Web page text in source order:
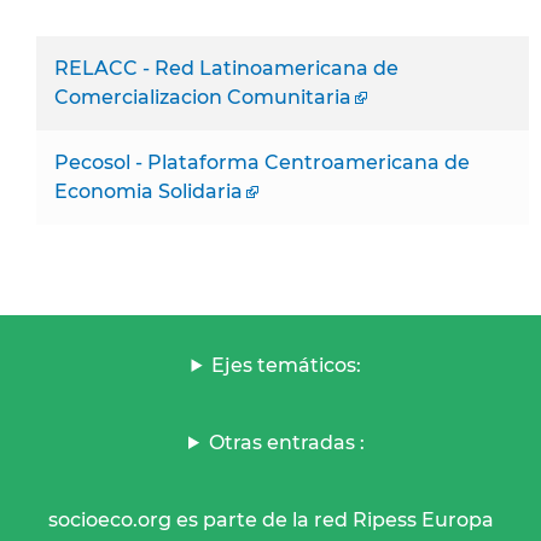
RELACC - Red Latinoamericana de
Comercializacion Comunitaria
Pecosol - Plataforma Centroamericana de
Economia Solidaria
Ejes temáticos:
Otras entradas :
socioeco.org es parte de la red Ripess Europa